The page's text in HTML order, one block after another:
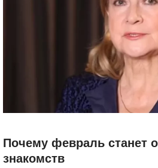
Почему февраль станет
знакомств